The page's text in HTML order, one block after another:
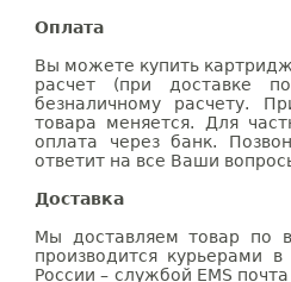
Оплата
Вы можете купить
расчет (при доставке
безналичному расчету.
товара меняется. Для
оплата через банк.
ответит на все Ваши
Доставка
Мы доставляем товар по
производится курьерами
России – службой EMS